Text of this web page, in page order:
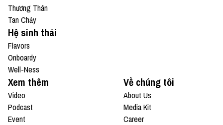
Thương Thân
Tan Chảy
Hệ sinh thái
Flavors
Onboardy
Well-Ness
Xem thêm
Video
Podcast
Event
Về chúng tôi
About Us
Media Kit
Career